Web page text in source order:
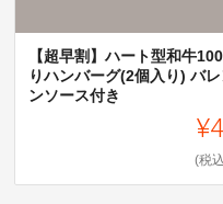
【超早割】ハート型和牛
りハンバーグ(2個入り) バ
ンソース付き
(税